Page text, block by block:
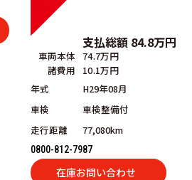
支払総額 84.8万円
車両本体
74.7万円
諸費用
10.1万円
年式
H29年08月
車検
車検整備付
走行距離
77,080km
0800-812-7987
在庫お問い合わせ